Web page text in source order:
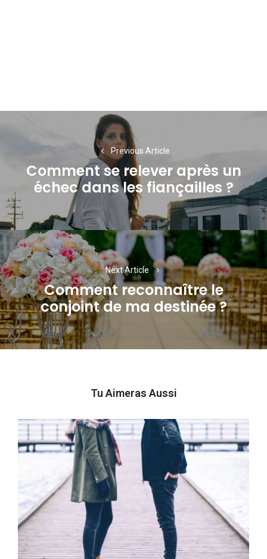
l’article
Previous Article
Previous
post:
Comment se relever après un
échec dans les fiançailles ?
Next Article
Next
post:
Comment reconnaître le
conjoint de ma destinée ?
Tu Aimeras Aussi